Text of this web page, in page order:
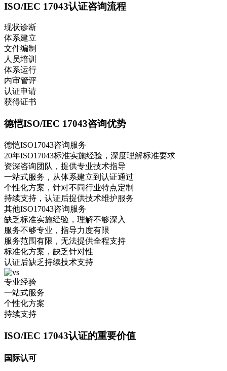
ISO/IEC 17043认证咨询流程
现状诊断
体系建立
文件编制
人员培训
体系运行
内审管评
认证申请
获得证书
德恺ISO/IEC 17043咨询优势
德恺ISO17043咨询服务
20年ISO17043标准实施经验，深度理解标准要求
资深咨询团队，提供专业技术指导
一站式服务，从体系建立到认证通过
个性化方案，针对不同行业特点定制
持续支持，认证后提供技术维护服务
其他ISO17043咨询服务
缺乏标准实施经验，理解不够深入
服务不够专业，指导力度有限
服务范围有限，无法提供全程支持
标准化方案，缺乏针对性
认证后缺乏持续技术支持
专业经验
一站式服务
个性化方案
持续支持
ISO/IEC 17043认证的重要价值
国际认可